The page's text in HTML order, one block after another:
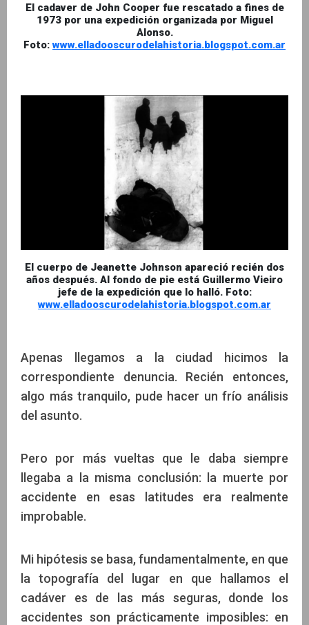
El cadaver de John Cooper fue rescatado a fines de
1973 por una expedición organizada por Miguel
Alonso.
Foto:www.elladooscurodelahistoria.blogspot.com.ar
El cuerpo de Jeanette Johnson apareció recién dos
años después. Al fondo de pie está Guillermo Vieiro
jefe de la expedición que lo halló. Foto:
www.elladooscurodelahistoria.blogspot.com.ar
Apenas llegamos a la ciudad hicimos la
correspondiente denuncia. Recién entonces,
algo más tranquilo, pude hacer un frío análisis
del asunto.
Pero por más vueltas que le daba siempre
llegaba a la misma conclusión: la muerte por
accidente en esas latitudes era realmente
improbable.
Mi hipótesis se basa, fundamentalmente, en que
la topografía del lugar en que hallamos el
cadáver es de las más seguras, donde los
accidentes son prácticamente imposibles: en